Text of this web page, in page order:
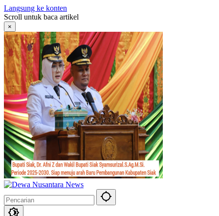
Langsung ke konten
Scroll untuk baca artikel
×